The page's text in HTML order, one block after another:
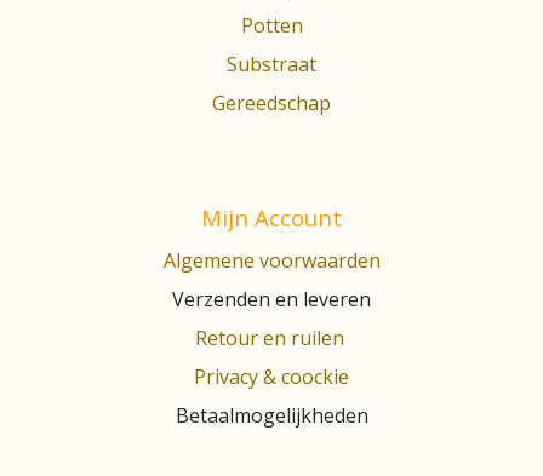
Potten
Substraat
Gereedschap
Mijn Account
Algemene voorwaarden
Verzenden en leveren
Retour en ruilen
Privacy & coockie
Betaalmogelijkheden